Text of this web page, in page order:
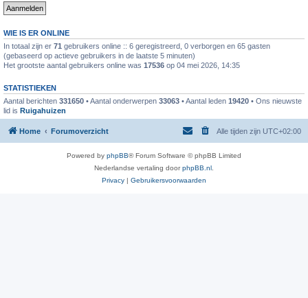
WIE IS ER ONLINE
In totaal zijn er 71 gebruikers online :: 6 geregistreerd, 0 verborgen en 65 gasten
(gebaseerd op actieve gebruikers in de laatste 5 minuten)
Het grootste aantal gebruikers online was 17536 op 04 mei 2026, 14:35
STATISTIEKEN
Aantal berichten 331650 • Aantal onderwerpen 33063 • Aantal leden 19420 • Ons nieuwste
lid is Ruigahuizen
Home Forumoverzicht Alle tijden zijn UTC+02:00
Powered by phpBB® Forum Software © phpBB Limited
Nederlandse vertaling doorphpBB.nl
Privacy | Gebruikersvoorwaarden